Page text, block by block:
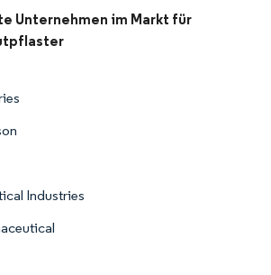
Wiederverwendung erfordert Namensnennung gemäß
Unternehmen im Markt für
Industries